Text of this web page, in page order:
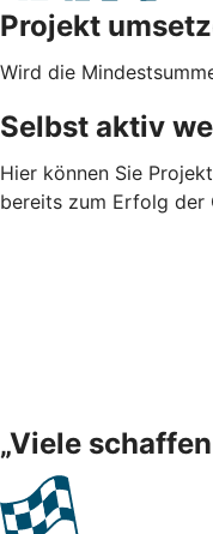
Projekt
Wird die
Selbst aktiv
Hier können Sie
bereits zum Erfolg der
„Viele